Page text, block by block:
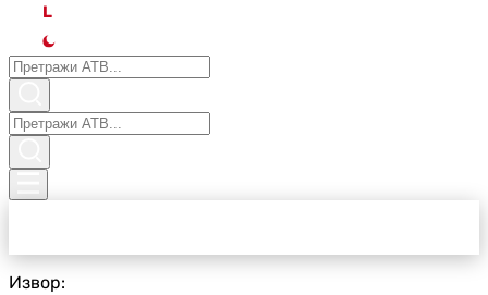
L
Извор: